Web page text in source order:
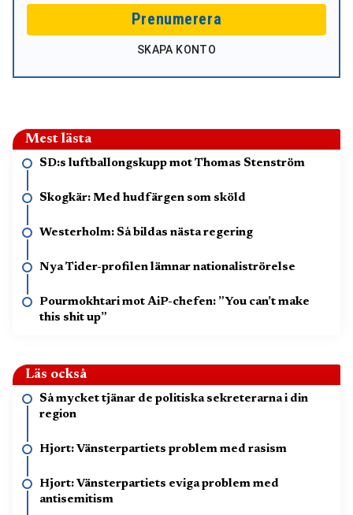
Prenumerera
SKAPA KONTO
Mest lästa
SD:s luftballongskupp mot Thomas Stenström
Skogkär: Med hudfärgen som sköld
Westerholm: Så bildas nästa regering
Nya Tider-profilen lämnar nationaliströrelse
Pourmokhtari mot AiP-chefen: ”You can’t make
this shit up”
Läs också
Så mycket tjänar de politiska sekreterarna i din
region
Hjort: Vänsterpartiets problem med rasism
Hjort: Vänsterpartiets eviga problem med
antisemitism